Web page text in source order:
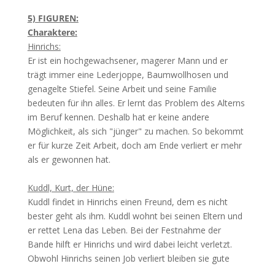
5) FIGUREN:
Charaktere:
Hinrichs:
Er ist ein hochgewachsener, magerer Mann und er
trägt immer eine Lederjoppe, Baumwollhosen und
genagelte Stiefel. Seine Arbeit und seine Familie
bedeuten für ihn alles. Er lernt das Problem des Alterns
im Beruf kennen. Deshalb hat er keine andere
Möglichkeit, als sich "jünger" zu machen. So bekommt
er für kurze Zeit Arbeit, doch am Ende verliert er mehr
als er gewonnen hat.
Kuddl, Kurt, der Hüne:
Kuddl findet in Hinrichs einen Freund, dem es nicht
bester geht als ihm. Kuddl wohnt bei seinen Eltern und
er rettet Lena das Leben. Bei der Festnahme der
Bande hilft er Hinrichs und wird dabei leicht verletzt.
Obwohl Hinrichs seinen Job verliert bleiben sie gute